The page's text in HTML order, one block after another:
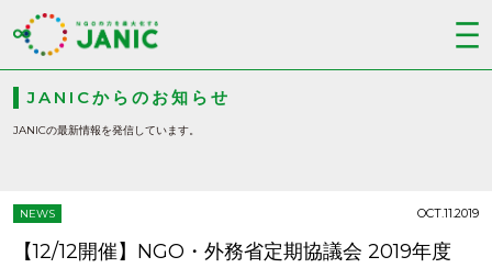
JANICからのお知らせ
JANICの最新情報を発信しています。
NEWS
【12/12開催】NGO・外務省定期協議会 2019年度
OCT.11.2019